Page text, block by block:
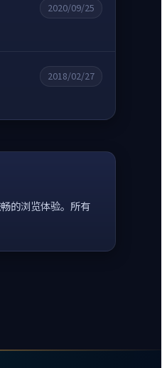
2020/09/25
2018/02/27
的浏览体验。所有